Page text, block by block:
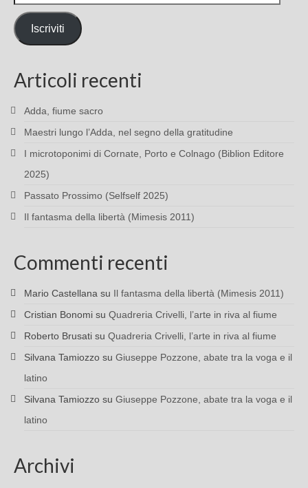
e-
mail
Iscriviti
Articoli recenti
Adda, fiume sacro
Maestri lungo l’Adda, nel segno della gratitudine
I microtoponimi di Cornate, Porto e Colnago (Biblion Editore
2025)
Passato Prossimo (Selfself 2025)
Il fantasma della libertà (Mimesis 2011)
Commenti recenti
Mario Castellana su Il fantasma della libertà (Mimesis 2011)
Cristian Bonomi su Quadreria Crivelli, l’arte in riva al fiume
Roberto Brusati su Quadreria Crivelli, l’arte in riva al fiume
Silvana Tamiozzo su Giuseppe Pozzone, abate tra la voga e il
latino
Silvana Tamiozzo su Giuseppe Pozzone, abate tra la voga e il
latino
Archivi